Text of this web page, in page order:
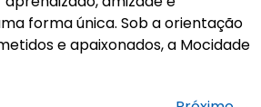
forma única. Sob a orientação
e apaixonados, a Mocidade